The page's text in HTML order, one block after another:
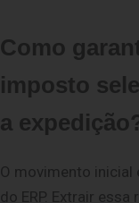
Como
imposto
a
O movimento
do ERP. Extrair